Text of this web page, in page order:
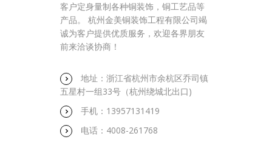
客户定身量制各种铜装饰，铜工艺品等
产品。 杭州金美铜装饰工程有限公司竭
诚为客户提供优质服务，欢迎各界朋友
前来洽谈协商！
地址：浙江省杭州市余杭区乔司镇
五星村一组33号（杭州绕城北出口)
手机：13957131419
电话：4008-261768